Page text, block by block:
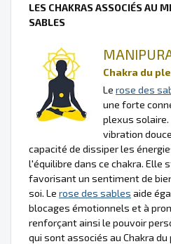
LES CHAKRAS ASSOCIÉS AU
SABLES
Chakra du
Le rose des
une forte
plexus solaire.
vibration
capacité de dissiper les
l'équilibre dans ce chakra. Elle
favorisant un sentiment de
soi. Le rose des sables aide
blocages émotionnels et à
renforçant ainsi le pouvoir
qui sont associés au Chakra